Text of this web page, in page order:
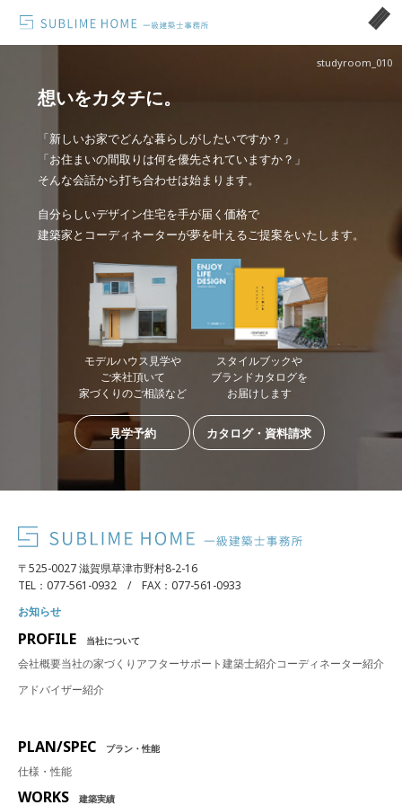
studyroom_010
想いをカタチに。
「新しいお家でどんな暮らしがしたいですか？」
「お住まいの間取りは何を優先されていますか？」
そんな会話から打ち合わせは始まります。
自分らしいデザイン住宅を手が届く価格で
建築家とコーディネーターが夢を叶えるご提案をいたします。
モデルハウス見学や
ご来社頂いて
家づくりのご相談など
見学予約
スタイルブックや
ブランドカタログを
お届けします
カタログ・資料請求
〒525-0027 滋賀県草津市野村8-2-16
TEL：077-561-0932 / FAX：077-561-0933
お知らせ
PROFILE 当社について
会社概要当社の家づくり アフターサポート建築士紹介コーディネーター紹介
アドバイザー紹介
PLAN/SPEC プラン・性能
仕様・性能
WORKS 建築実績